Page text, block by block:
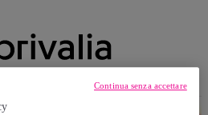
Continua senza accettare